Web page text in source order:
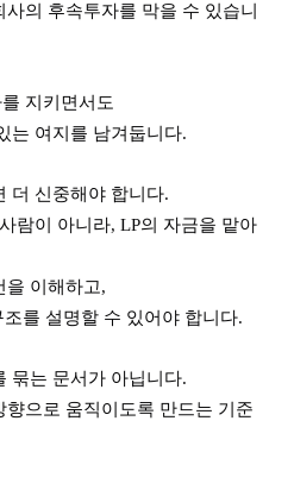
의 후속투자를 막을 수 있습니
지키면서도
는 여지를 남겨둡니다.
더 신중해야 합니다.
람이 아니라, LP의 자금을 맡아
을 이해하고,
를 설명할 수 있어야 합니다.
묶는 문서가 아닙니다.
으로 움직이도록 만드는 기준